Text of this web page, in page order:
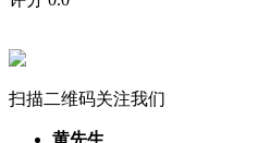
扫描二维码关注我们
黄先生